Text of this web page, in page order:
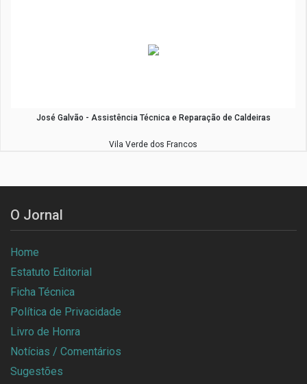
José Galvão - Assistência Técnica e Reparação de Caldeiras
Vila Verde dos Francos
O Jornal
Home
Estatuto Editorial
Ficha Técnica
Política de Privacidade
Livro de Honra
Notícias / Comentários
Sugestões